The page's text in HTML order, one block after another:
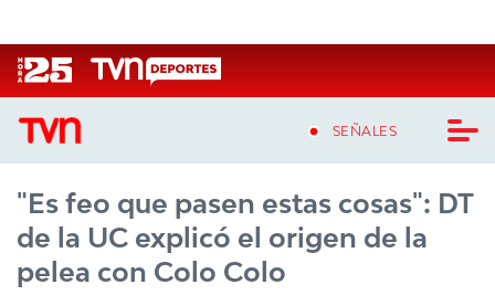
SEÑALES
CASTING MASTERCHEF CHILE
CASTING TVN VERTICAL
"Es feo que pasen estas cosas": DT
de la UC explicó el origen de la
pelea con Colo Colo